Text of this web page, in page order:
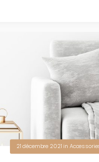
21 décembre 2021 in